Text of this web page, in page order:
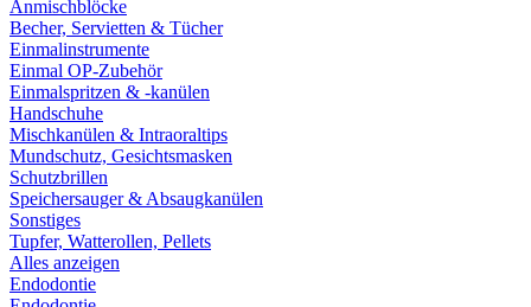
Anmischblöcke
Becher, Servietten & Tücher
Einmalinstrumente
Einmal OP-Zubehör
Einmalspritzen & -kanülen
Handschuhe
Mischkanülen & Intraoraltips
Mundschutz, Gesichtsmasken
Schutzbrillen
Speichersauger & Absaugkanülen
Sonstiges
Tupfer, Watterollen, Pellets
Alles anzeigen
Endodontie